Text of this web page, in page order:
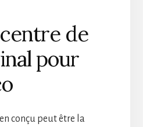
de
pour
conçu peut être la